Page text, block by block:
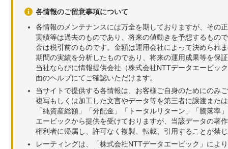
各情報のご留意事項について
各情報のメンテナンスには万全を期しておりますが、その
実績等は過去のものであり、将来の値動きを予想するもの
金は税引前のものです。金額は運用会社によって決められ
期間の実績を分析したものであり、将来の運用成果等を保
当社ならびに情報提供会社（株式会社NTTデータエービッ
面のヘルプにてご確認いただけます。
当サイトで提供する各情報は、お客様ご自身のためにのみ
複写もしくは加工した文言やデータ等を第三者に譲渡また
「純資産総額」「分配金」「トータルリターン」「騰落
エービックから提供を受けておりますが、当該データの著
権利者に帰属し、許可なく複製、転載、引用することが禁
レーティングは、「株式会社NTTデータエービック」によ